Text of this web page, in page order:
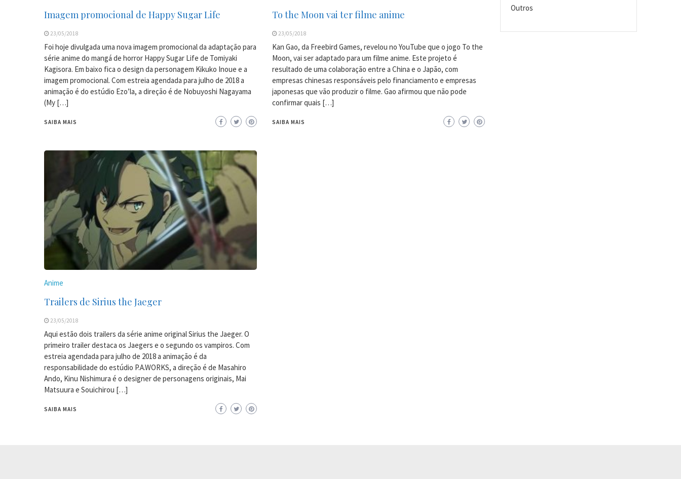
Imagem promocional de Happy Sugar Life
23/05/2018
Foi hoje divulgada uma nova imagem promocional da adaptação para
série anime do mangá de horror Happy Sugar Life de Tomiyaki
Kagisora. Em baixo fica o design da personagem Kikuko Inoue e a
imagem promocional. Com estreia agendada para julho de 2018 a
animação é do estúdio Ezo’la, a direção é de Nobuyoshi Nagayama
(My […]
SAIBA MAIS
To the Moon vai ter filme anime
23/05/2018
Kan Gao, da Freebird Games, revelou no YouTube que o jogo To the
Moon, vai ser adaptado para um filme anime. Este projeto é
resultado de uma colaboração entre a China e o Japão, com
empresas chinesas responsáveis pelo financiamento e empresas
japonesas que vão produzir o filme. Gao afirmou que não pode
confirmar quais […]
SAIBA MAIS
Anime
Trailers de Sirius the Jaeger
23/05/2018
Aqui estão dois trailers da série anime original Sirius the Jaeger. O
primeiro trailer destaca os Jaegers e o segundo os vampiros. Com
estreia agendada para julho de 2018 a animação é da
responsabilidade do estúdio P.A.WORKS, a direção é de Masahiro
Ando, Kinu Nishimura é o designer de personagens originais, Mai
Matsuura e Souichirou […]
SAIBA MAIS
Outros